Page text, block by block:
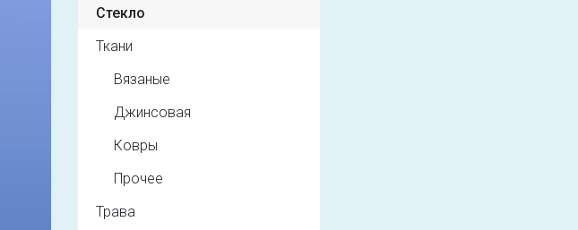
Стекло
Ткани
Вязаные
Джинсовая
Ковры
Прочее
Трава